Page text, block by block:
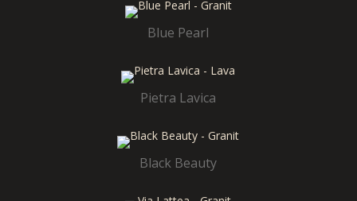
Blue Pearl
Pietra Lavica
Black Beauty